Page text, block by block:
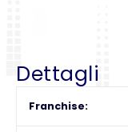
Dettagli
Franchise